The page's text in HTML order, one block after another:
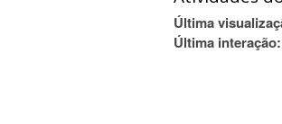
Última
Última interação: